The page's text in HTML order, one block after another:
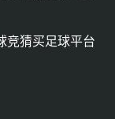
竞猜买足球平台